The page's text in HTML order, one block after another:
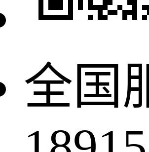
全国